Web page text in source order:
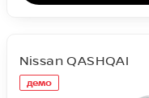
демо
Nissan QASHQAI